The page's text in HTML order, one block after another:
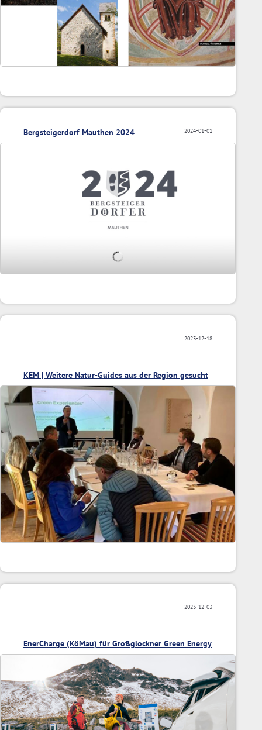
2024-01-01
Bergsteigerdorf Mauthen 2024
2023-12-18
KEM | Weitere Natur-Guides aus der Region gesucht
2023-12-03
EnerCharge (KöMau) für Großglockner Green Energy